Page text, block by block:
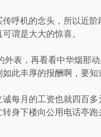
传呼机的念头，所以近
谓是大大的惊喜。
外表，再看看中华烟那
此丰厚的报酬啊，要
每月的工资也就四百
身下楼向公用电话亭跑